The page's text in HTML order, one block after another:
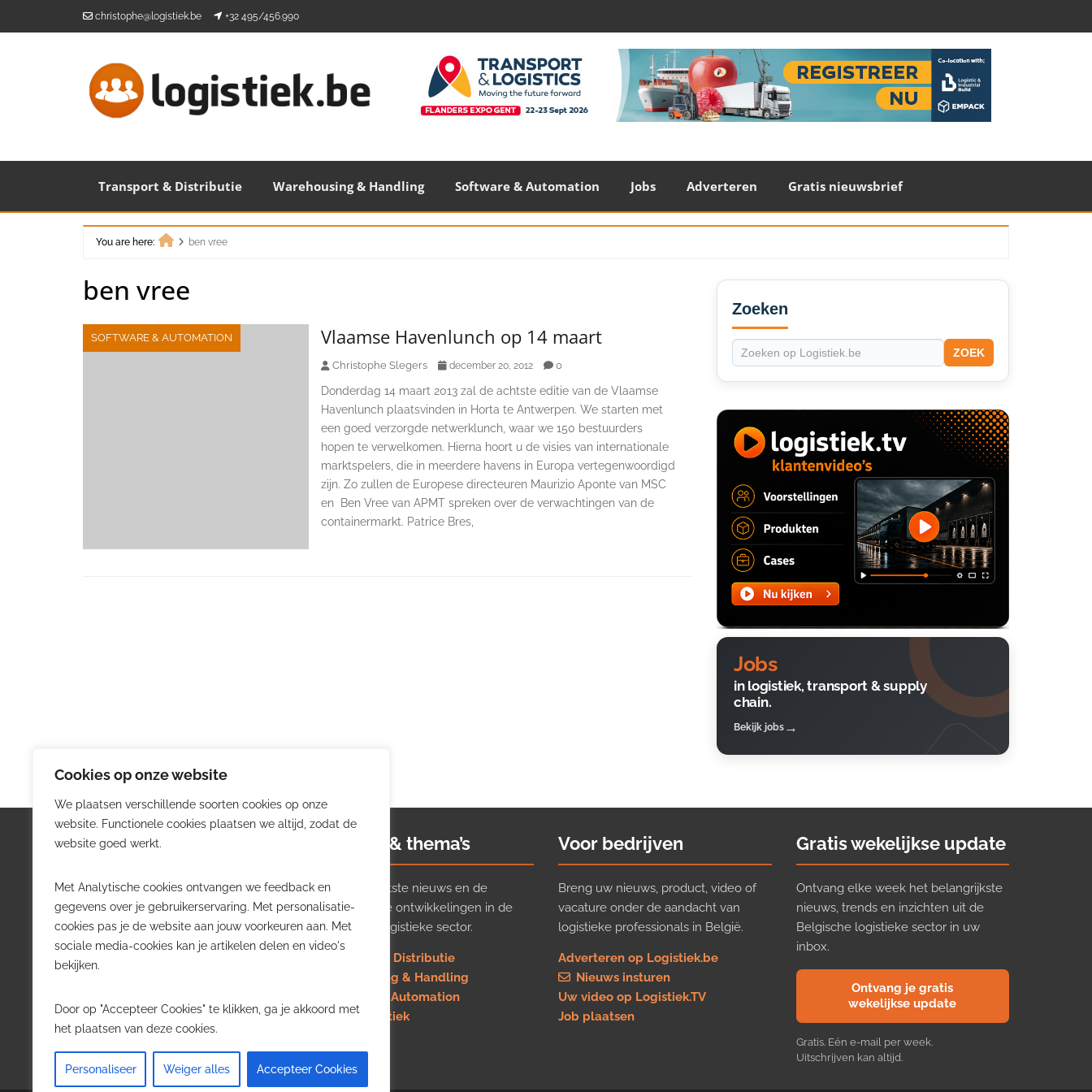
Cookies op onze website
We plaatsen verschillende soorten cookies op onze
website. Functionele cookies plaatsen we altijd, zodat de
website goed werkt.
Met Analytische cookies ontvangen we feedback en
gegevens over je gebruikerservaring. Met personalisatie-
cookies pas je de website aan jouw voorkeuren aan. Met
sociale media-cookies kan je artikelen delen en video's
bekijken.
Door op "Accepteer Cookies" te klikken, ga je akkoord met
het plaatsen van deze cookies.
Personaliseer Weiger alles Accepteer Cookies
christophe@logistiek.be +32 495/456.990
Transport & Distributie Warehousing & Handling Software & Automation Jobs Adverteren Gratis nieuwsbrief
You are here:
ben vree
ben vree
SOFTWARE & AUTOMATION Vlaamse Havenlunch op 14 maart
Christophe Slegers december 20, 2012 0
Donderdag 14 maart 2013 zal de achtste editie van de Vlaamse
Havenlunch plaatsvinden in Horta te Antwerpen. We starten met
een goed verzorgde netwerklunch, waar we 150 bestuurders
hopen te verwelkomen. Hierna hoort u de visies van internationale
marktspelers, die in meerdere havens in Europa vertegenwoordigd
zijn. Zo zullen de Europese directeuren Maurizio Aponte van MSC
en Ben Vree van APMT spreken over de verwachtingen van de
containermarkt. Patrice Bres,
Secondary
Sidebar
Zoeken
ZOEK
Jobs
in logistiek, transport & supply
chain.
Bekijk jobs
Logistiek.be
Logistiek.be brengt dagelijks nieuws,
trends en praktijkverhalen over
transport, warehousing, supply chain
en automatisering in België.
willen volgen.
Nieuws & thema’s
Volg het laatste nieuws en de
belangrijkste ontwikkelingen in de
Belgische logistieke sector.
Transport & Distributie
Warehousing & Handling
Software & Automation
Job in logistiek
Voor bedrijven
Breng uw nieuws, product, video of
vacature onder de aandacht van
logistieke professionals in België.
Adverteren op Logistiek.be
Nieuws insturen
Uw video op Logistiek.TV
Job plaatsen
Gratis wekelijkse update
Ontvang elke week het belangrijkste
nieuws, trends en inzichten uit de
Belgische logistieke sector in uw
inbox.
Ontvang je gratis
wekelijkse update
Gratis. Eén e-mail per week.
Uitschrijven kan altijd.